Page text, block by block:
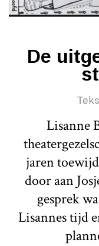
De
Lisanne
jaren
door aan
gesprek
Lisannes tijd